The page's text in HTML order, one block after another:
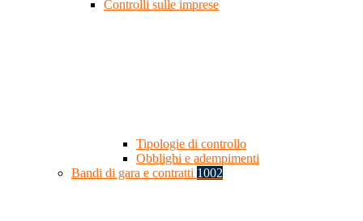
Controlli sulle imprese
Tipologie di controllo
Obblighi e adempimenti
Bandi di gara e contratti 1002